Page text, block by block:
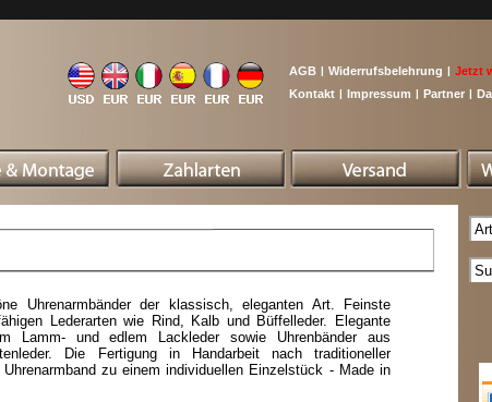
AGB | Widerrufsbelehrung | Jetzt
Kontakt | Impressum | Partner |
Uhrenarmbänder der klassisch, eleganten Art. Feinste
Lederarten wie Rind, Kalb und Büffelleder. Elegante
Lamm- und edlem Lackleder sowie Uhrenbänder aus
Die Fertigung in Handarbeit nach traditioneller
zu einem individuellen Einzelstück - Made in